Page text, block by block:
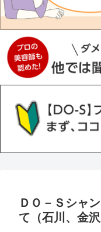
ＤＯ－Ｓシャ
て（石川、金沢